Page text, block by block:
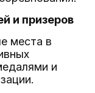
и призеров
места в
и